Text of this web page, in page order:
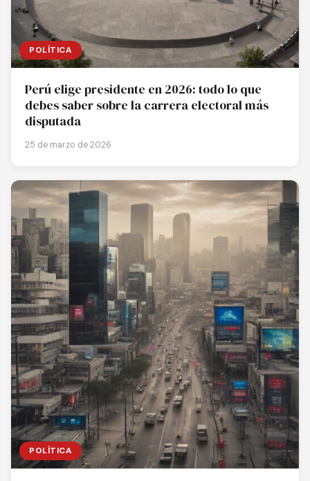
POLÍTICA
Perú elige presidente en 2026: todo lo que
debes saber sobre la carrera electoral más
disputada
25 de marzo de 2026
POLÍTICA